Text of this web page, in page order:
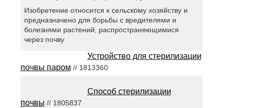
Изобретение относится к сельскому хозяйству и
предназначено для борьбы с вредителями и
болезнями растений, распространяющимися
через почву
Устройство для стерилизации
почвы паром // 1813360
Способ стерилизации
почвы // 1805837